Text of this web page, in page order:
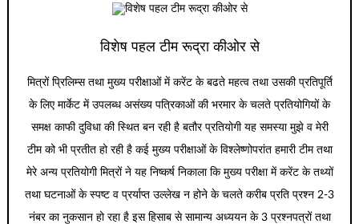
विशेष पहल टीम रूद्रा कीओर से
मित्रों प्रिलिम्स तथा मुख्य परीक्षाओं में करेंट के बढते महत्व तथा उसकी प्रतिपूर्ति
के लिए मार्केट में उपलब्ध असंख्य पत्रिकाओं की भरमार के चलते प्रतियोगियों के
समक्ष काफी दुविधा की स्थित बन रही है बतौर प्रतियोगी यह समस्या मुझे व मेरी
टीम को भी प्रतीत हो रही है कई मुख्य परीक्षाओं के विश्लेष्णोपरांत हमारी टीम तथा
मेरे अन्य प्रतियोगी मित्रों ने यह निष्कर्ष निकाला कि मुख्य परीक्षा में करेंट के तथ्यों
तथा घटनाओं के स्पष्ट व प्रर्याप्त उल्लेख न होने के चलते करीब प्रति प्रश्न 2-3
नंबर का नुकसान हो रहा है इस हिसाब से सामान्य अध्ययन के 3 प्रश्नपत्रों तथा